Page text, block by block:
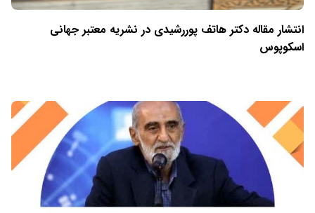
انتشار مقاله دکتر هاتف پوررشیدی در نشریه معتبر جهانی
اسکوپوس